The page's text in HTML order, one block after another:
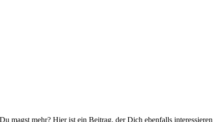
Du magst mehr? Hier ist ein Beitrag, der Dich ebenfalls interessieren